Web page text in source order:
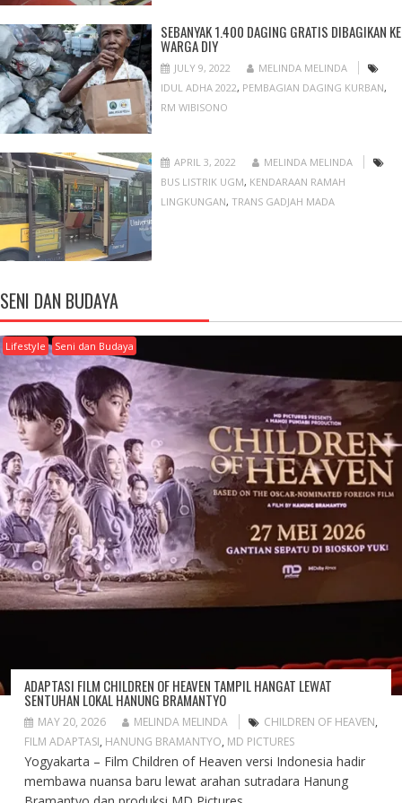
SEBANYAK 1.400 DAGING GRATIS DIBAGIKAN KE
WARGA DIY
JULY 9, 2022
MELINDA MELINDA
IDUL ADHA 2022, PEMBAGIAN DAGING KURBAN,
RM WIBISONO
APRIL 3, 2022
MELINDA MELINDA
BUS LISTRIK UGM, KENDARAAN RAMAH
LINGKUNGAN,TRANS GADJAH MADA
SENI DAN BUDAYA
Lifestyle Seni dan Budaya
ADAPTASI FILM CHILDREN OF HEAVEN TAMPIL HANGAT LEWAT
SENTUHAN LOKAL HANUNG BRAMANTYO
MAY 20, 2026 MELINDA MELINDA CHILDREN OF HEAVEN,
FILM ADAPTASI, HANUNG BRAMANTYO, MD PICTURES
Yogyakarta – Film Children of Heaven versi Indonesia hadir
membawa nuansa baru lewat arahan sutradara Hanung